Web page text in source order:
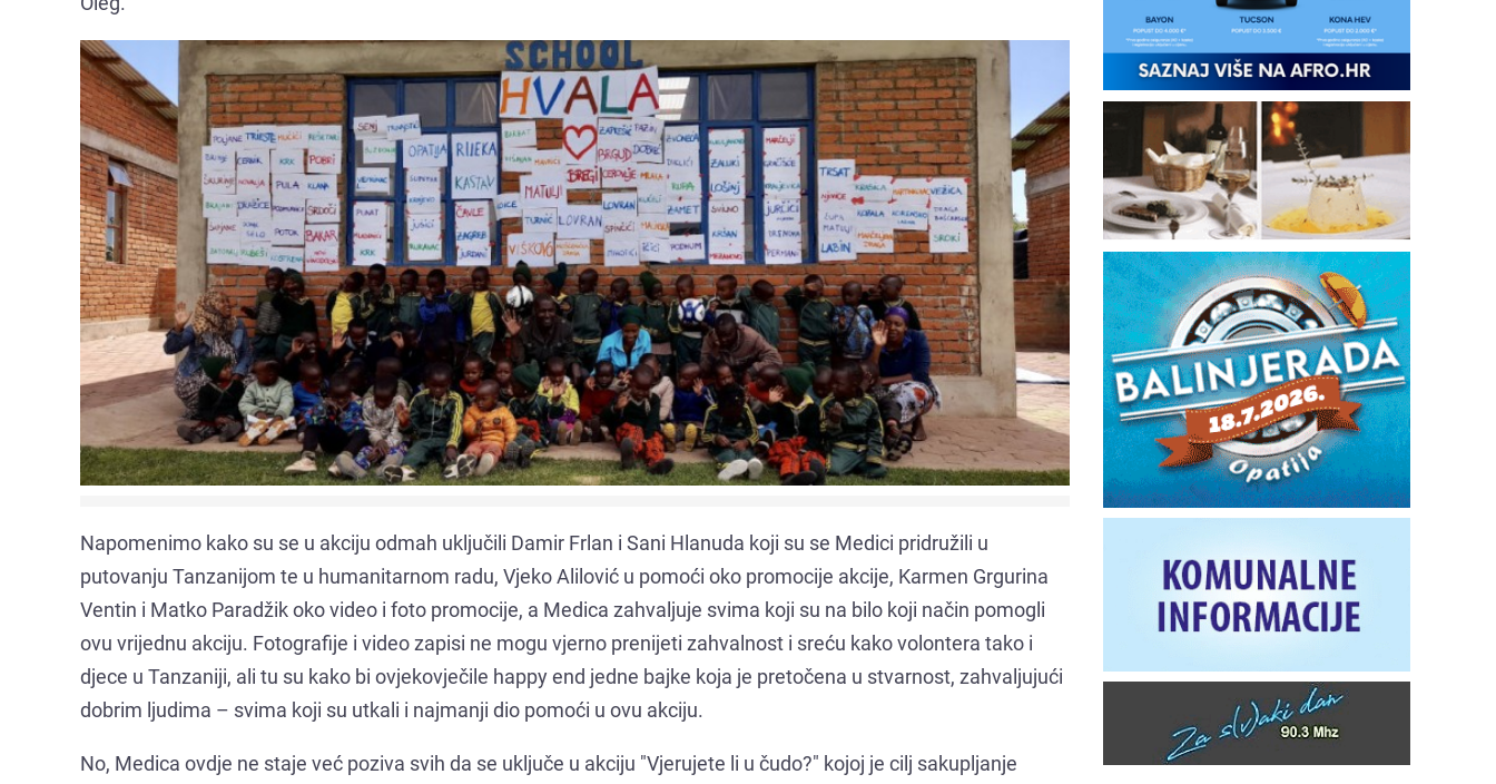
Napomenimo kako su se u akciju odmah uključili Damir Frlan i Sani Hlanuda koji su se Medici pridružili u
putovanju Tanzanijom te u humanitarnom radu, Vjeko Alilović u pomoći oko promocije akcije, Karmen Grgurina
Ventin i Matko Paradžik oko video i foto promocije, a Medica zahvaljuje svima koji su na bilo koji način pomogli
ovu vrijednu akciju. Fotografije i video zapisi ne mogu vjerno prenijeti zahvalnost i sreću kako volontera tako i
djece u Tanzaniji, ali tu su kako bi ovjekovječile happy end jedne bajke koja je pretočena u stvarnost, zahvaljujući
dobrim ljudima – svima koji su utkali i najmanji dio pomoći u ovu akciju.
No, Medica ovdje ne staje već poziva svih da se uključe u akciju "Vjerujete li u čudo?" kojoj je cilj sakupljanje